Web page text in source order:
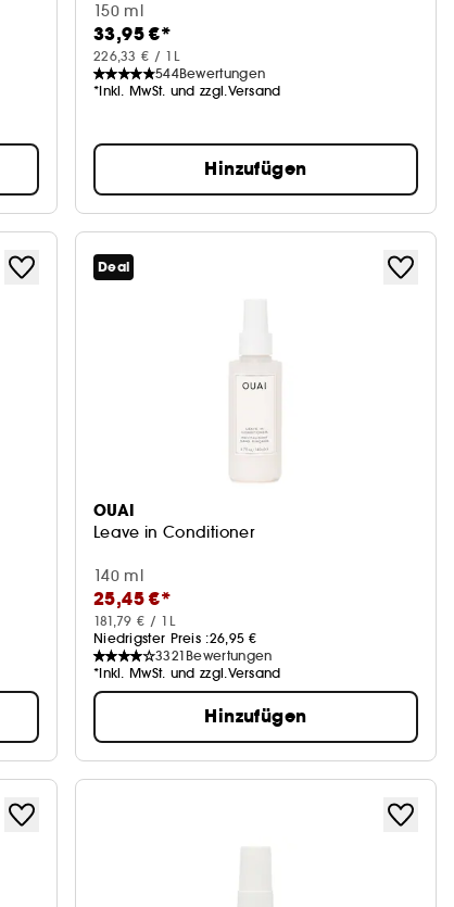
150 ml
33,95 €*
226,33 € / 1L
544Bewertungen
*Inkl. MwSt. und zzgl.Versand
Hinzufügen
Deal
OUAI
Leave in Conditioner
140 ml
25,45 €*
181,79 € / 1L
Niedrigster Preis :26,95 €
3321 Bewertungen
*Inkl. MwSt. und zzgl.Versand
Hinzufügen